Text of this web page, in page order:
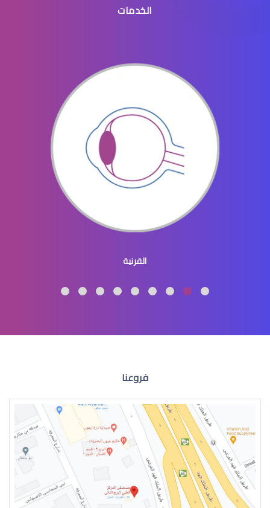
الماء الأزرق في العيون
الماء الازرق بالعين
ماء الازرق بالعين
الماء الازرق للعين
الخدمات
القرنية
فروعنا